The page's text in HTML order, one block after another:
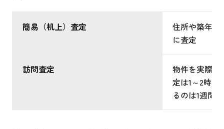
簡易（机上）査定
住所や築年数
に査定
訪問査定
物件を実際に
定は1～2時間
るのは1週間